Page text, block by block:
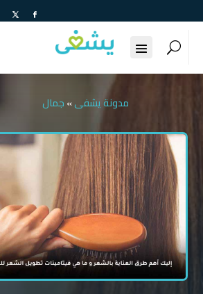
مدونة يشفى»جمال